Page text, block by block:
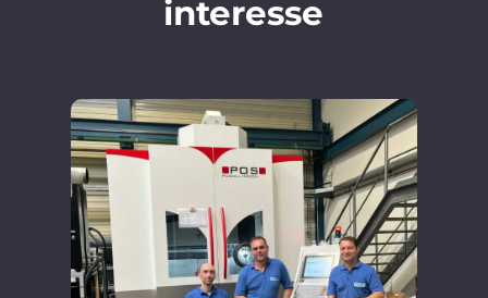
interesse